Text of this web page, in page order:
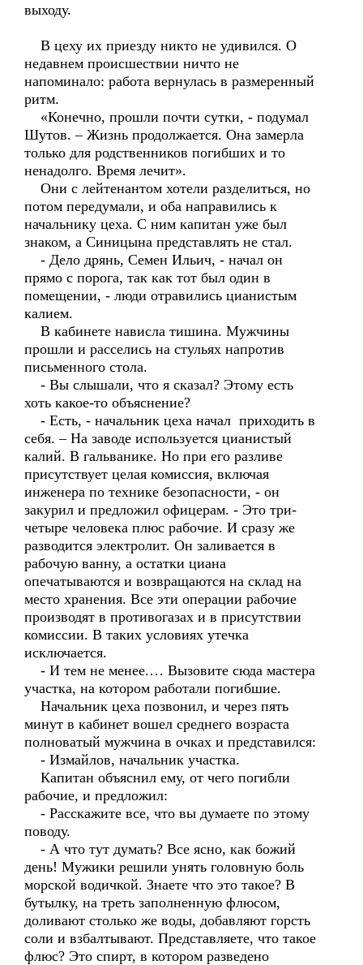
выходу.
В цеху их приезду никто не удивился. О
недавнем происшествии ничто не
напоминало: работа вернулась в размеренный
ритм.
«Конечно, прошли почти сутки, - подумал
Шутов. – Жизнь продолжается. Она замерла
только для родственников погибших и то
ненадолго. Время лечит».
Они с лейтенантом хотели разделиться, но
потом передумали, и оба направились к
начальнику цеха. С ним капитан уже был
знаком, а Синицына представлять не стал.
- Дело дрянь, Семен Ильич, - начал он
прямо с порога, так как тот был один в
помещении, - люди отравились цианистым
калием.
В кабинете нависла тишина. Мужчины
прошли и расселись на стульях напротив
письменного стола.
- Вы слышали, что я сказал? Этому есть
хоть какое-то объяснение?
- Есть, - начальник цеха начал приходить в
себя. – На заводе используется цианистый
калий. В гальванике. Но при его разливе
присутствует целая комиссия, включая
инженера по технике безопасности, - он
закурил и предложил офицерам. - Это три-
четыре человека плюс рабочие. И сразу же
разводится электролит. Он заливается в
рабочую ванну, а остатки циана
опечатываются и возвращаются на склад на
место хранения. Все эти операции рабочие
производят в противогазах и в присутствии
комиссии. В таких условиях утечка
исключается.
- И тем не менее.… Вызовите сюда мастера
участка, на котором работали погибшие.
Начальник цеха позвонил, и через пять
минут в кабинет вошел среднего возраста
полноватый мужчина в очках и представился:
- Измайлов, начальник участка.
Капитан объяснил ему, от чего погибли
рабочие, и предложил:
- Расскажите все, что вы думаете по этому
поводу.
- А что тут думать? Все ясно, как божий
день! Мужики решили унять головную боль
морской водичкой. Знаете что это такое? В
бутылку, на треть заполненную флюсом,
доливают столько же воды, добавляют горсть
соли и взбалтывают. Представляете, что такое
флюс? Это спирт, в котором разведено